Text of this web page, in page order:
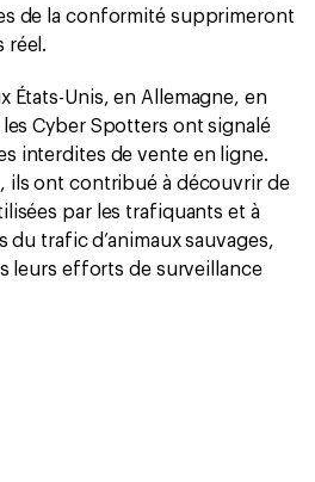
de la conformité supprimeront
réel.
États-Unis, en Allemagne, en
les Cyber Spotters ont signalé
interdites de vente en ligne.
ils ont contribué à découvrir de
par les trafiquants et à
trafic d’animaux sauvages,
leurs efforts de surveillance